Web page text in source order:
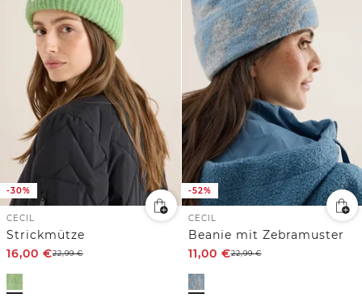
-30%
CECIL
Strickmütze
16,00 €22,99€
-52%
CECIL
Beanie mit Zebramuster
11,00 €22,99€